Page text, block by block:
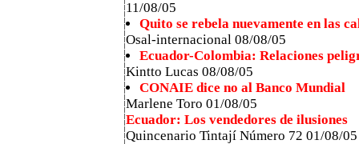
11/08/05
Quito se rebela nuevamente en las
Osal-internacional 08/08/05
Ecuador-Colombia: Relaciones
Kintto Lucas 08/08/05
CONAIE dice no al Banco Mundial
Marlene Toro 01/08/05
Ecuador: Los vendedores de ilusiones
Quincenario Tintají Número 72 01/08/05